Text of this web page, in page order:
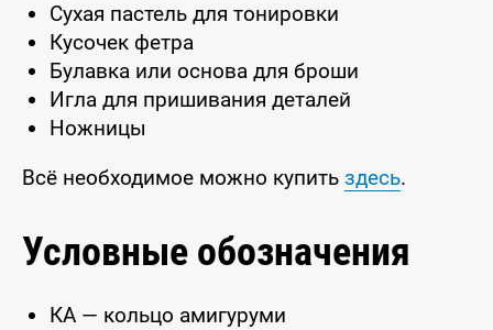
Сухая пастель для тонировки
Кусочек фетра
Булавка или основа для броши
Игла для пришивания деталей
Ножницы
Всё необходимое можно купить здесь.
Условные обозначения
КА — кольцо амигуруми